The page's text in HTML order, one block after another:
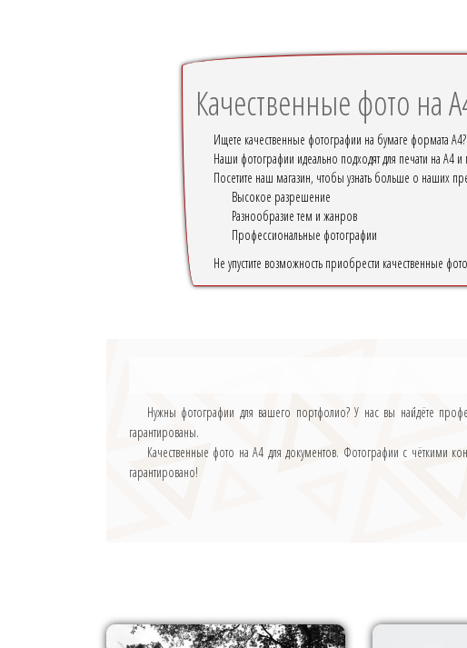
Качественные фото на
Ищете качественные фотографии на бумаге формата
Наши фотографии идеально подходят для печати на А4
Посетите наш магазин, чтобы узнать больше о наших
Высокое разрешение
Разнообразие тем и жанров
Профессиональные фотографии
Не упустите возможность приобрести качественные
Нужны фотографии для вашего портфолио? У нас вы найдёте
гарантированы.
Качественные фото на А4 для документов. Фотографии с чёткими
гарантировано!